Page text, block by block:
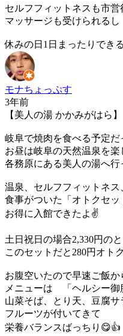
セルフフィットネスも市営
マッサージも受けられるし
休みの日1日まったりでき
モナちょっぷす
3年前
【美人の湯 かかみがはら】
岐阜で焼肉を食べる予定だ
お昼は岐阜の天然温泉を楽
各務原にある美人の湯へ行
温泉、セルフフィットネス
食事がついた「オトクセッ
お得に入館できたよ✌️
土日祝日の場合2,330円の
このセットだと280円オト
お腹空いたので早速ご飯か
メニューは 「ヘルシー御
山菜そば、とり天、豆腐サ
フルーツが付いてきて
栄養バランスばっちり😋👍